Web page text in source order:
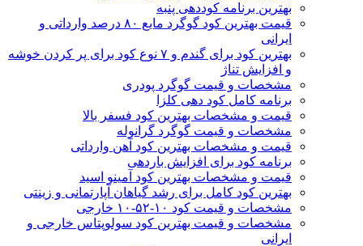
بهترین برنامه کوددهی پنبه
قیمت بهترین کود گوگرد مایع ۸۰ درصد وارداتی و
ایرانی
بهترین کود برای گندم و ۷ نوع کود برای پر کردن خوشه
و افزایش تناژ
مشخصات و قیمت گوگرد پودری
برنامه کامل کود دهی کلزا
قیمت و مشخصات بهترین کود فسفر بالا
مشخصات و قیمت گوگرد گرانوله
قیمت و مشخصات بهترین کود آهن وارداتی
برنامه کود برای افزایش باردهی
قیمت و مشخصات بهترین کود آمینو اسید
بهترین کود کامل برای رشد گیاهان آپارتمانی و زینتی
مشخصات و قیمت کود ۱۰-۵۲-۱۰ خارجی
مشخصات و قیمت بهترین کود سولوپتاس خارجی و
ایرانی